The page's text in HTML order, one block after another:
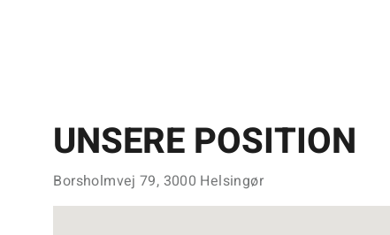
UNSERE POSITION
Borsholmvej 79, 3000 Helsingør